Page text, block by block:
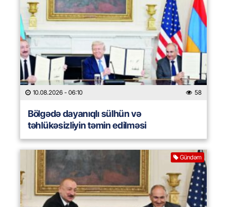
10.08.2026 - 06:10 58
Bölgədə dayanıqlı sülhün və
təhlükəsizliyin təmin edilməsi
Gündəm